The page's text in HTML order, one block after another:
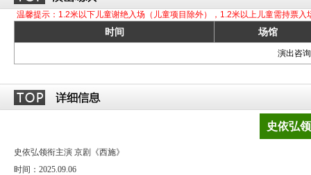
温馨提示：1.2米以下儿童谢绝入场（儿童项目除外），1.2米以上儿童需持票入
时间 场馆
演出咨
史依弘
史依弘领衔主演 京剧《西施》
时间：2025.09.06